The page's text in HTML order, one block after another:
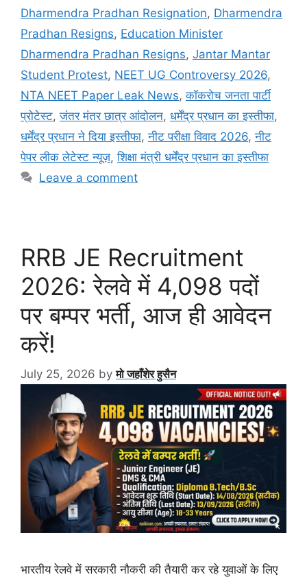
Dharmendra Pradhan Resignation, Dharmendra
Pradhan Resigns, Education Minister
Dharmendra Pradhan Resigns, Jantar Mantar
Student Protest, NEET UG Controversy 2026,
NTA NEET Paper Leak News,कॉकरोच जनता पार्टी
प्रोटेस्ट,जंतर मंतर छात्र आंदोलन, धर्मेंद्र प्रधान का इस्तीफा,
धर्मेंद्र प्रधान ने दिया इस्तीफा,नीट परीक्षा विवाद 2026,नीट
पेपर लीक लेटेस्ट न्यूज़,शिक्षा मंत्री धर्मेंद्र प्रधान का इस्तीफा
Leave a comment
RRB JE Recruitment
2026: रेलवे में 4,098 पदों
पर बम्पर भर्ती, आज ही आवेदन
करें!
July 25, 2026 byमो जहाँशेर हुसैन
भारतीय रेलवे में सरकारी नौकरी की तैयारी कर रहे युवाओं के लिए